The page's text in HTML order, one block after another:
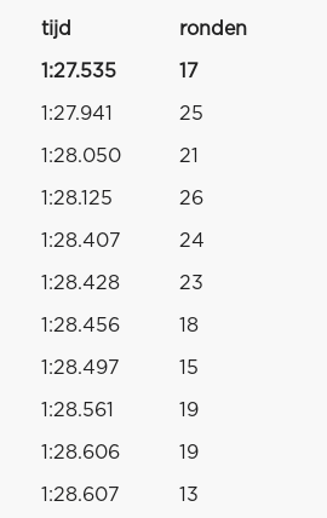
tijd ronden
1:27.535 17
1:27.941 25
1:28.050 21
1:28.125 26
1:28.407 24
1:28.428 23
1:28.456 18
1:28.497 15
1:28.561 19
1:28.606 19
1:28.607 13